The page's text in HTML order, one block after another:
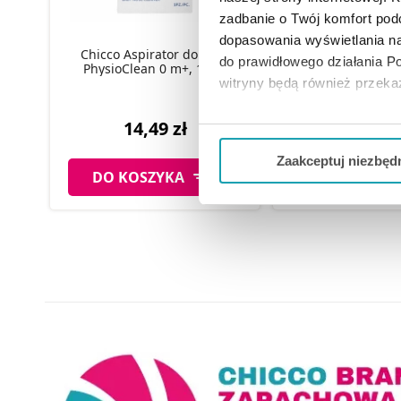
zadbanie o Twój komfort
dopasowania wyświetlania
do prawidłowego działania
witryny będą również
Jeżeli chcesz dostosować
Zaakceptuj
Chicco Aspirator do nosa
PhysioClean 0 m+, 1 szt.
14,49 zł
DO KOSZYKA
Chicco Baby
Krem do opalania
ml
50,49
DO